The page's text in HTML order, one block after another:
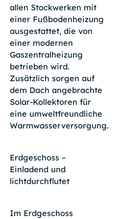
allen Stockwerken mit
einer Fußbodenheizung
ausgestattet, die von
einer modernen
Gaszentralheizung
betrieben wird.
Zusätzlich sorgen auf
dem Dach angebrachte
Solar-Kollektoren für
eine umweltfreundliche
Warmwasserversorgung.
Erdgeschoss –
Einladend und
lichtdurchflutet
Im Erdgeschoss